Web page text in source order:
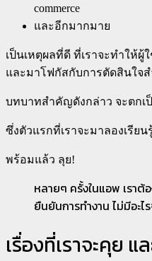
commerce
และอีกมากมาย
เป็นเหตุผลที่ดี ที่เราจะทำให้ผู้
และมาโฟกัสกับการตัดสินใจ
บทบาทสำคัญดังกล่าว จะตกเ
ซึ่งตัวแรกที่เราจะมาลองเรีย
พร้อมแล้ว ลุย!
หลายๆ ครั้งในแอพ เราต้
ยืนยันการทำงาน ไม่มีอะ
เรื่องที่เราจะคุย